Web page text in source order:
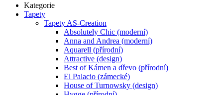
Kategorie
Tapety
Tapety AS-Creation
Absolutely Chic (moderní)
Anna and Andrea (moderní)
Aquarell (přírodní)
Attractive (design)
Best of Kámen a dřevo (přírodní)
El Palacio (zámecké)
House of Turnowsky (design)